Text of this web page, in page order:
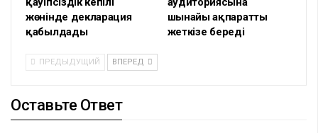
жөнінде декларация
қабылдады
шынайы ақпаратты
жеткізе береді
ПРЕДЫДУЩИЙ ВПЕРЕД
Оставьте Ответ